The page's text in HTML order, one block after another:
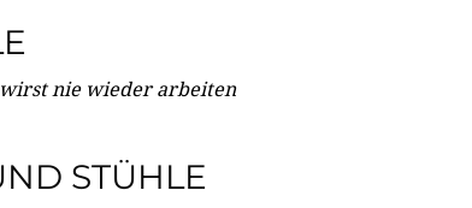
nie wieder arbeiten
STÜHLE